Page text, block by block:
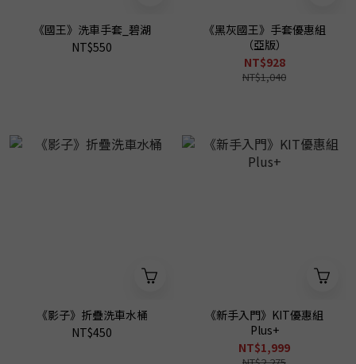
《國王》洗車手套_碧湖
NT$550
《黑灰國王》手套優惠組
（亞版）
NT$928
NT$1,040
《影子》折疊洗車水桶
NT$450
《新手入門》KIT優惠組
Plus+
NT$1,999